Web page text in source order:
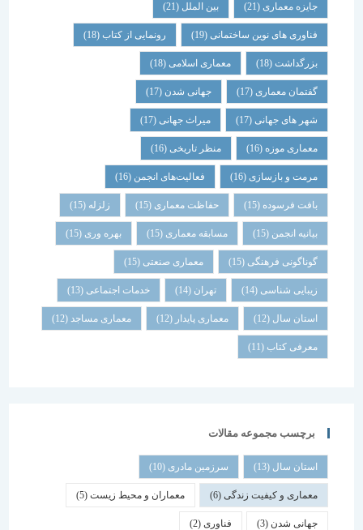
جایزه معماری (21) بین الملل(21)
فناوری های نوین ساختمانی(19) رونمایی از کتاب (18)
بزرگداشت (18) معماری اسلامی(18)
گفتمان معماری (17) جهانی شدن(17)
شهر های جهانی(17) میراث جهانی(17)
معماری موزه(16) منظر تاریخی (16)
مرمت و بازسازی(16) فعالیت‌های انجمن(16)
بافت فرسوده (15) حفاظت معماری (15) زلزله
بیانیه انجمن(15) مسابقه معماری (15) بهره وری(15)
گوناگونی فرهنگی (15) معماری صنعتی(15)
زیبایی شناسی (14) تهران خدمات اجتماعی (13)
استان سال(12) معماری پایدار (12) معماری مساجد(12)
معرفی کتاب(11)
برچسب مجموعه مقالات
استان سال(13) سرزمین مادری(10)
معماری و کیفیت زندگی(6) معماران و محیط زیست(5)
جهانی شدن(3) فناوری (2)